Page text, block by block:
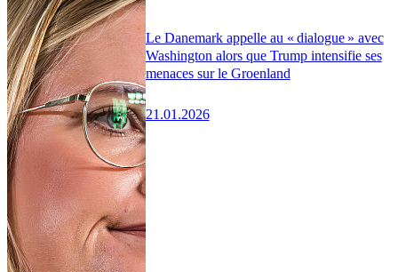
Le Danemark appelle au « dialogue » avec
Washington alors que Trump intensifie ses
menaces sur le Groenland
21.01.2026